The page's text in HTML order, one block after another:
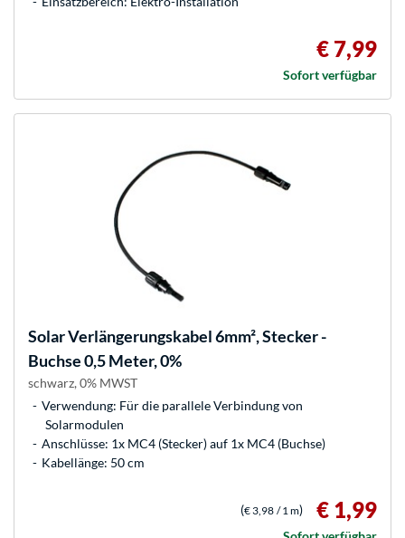
€ 7,99
Sofort verfügbar
Solar Verlängerungskabel 6mm², Stecker -
Buchse 0,5 Meter, 0%
schwarz, 0% MWST
Verwendung: Für die parallele Verbindung von
Solarmodulen
Anschlüsse: 1x MC4 (Stecker) auf 1x MC4 (Buchse)
Kabellänge: 50 cm
(€ 3,98 / 1 m) € 1,99